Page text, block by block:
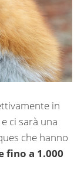
in
e ci sarà una
che hanno
fino a 1.000